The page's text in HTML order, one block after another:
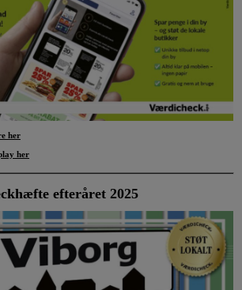
her
her
efteråret 2025